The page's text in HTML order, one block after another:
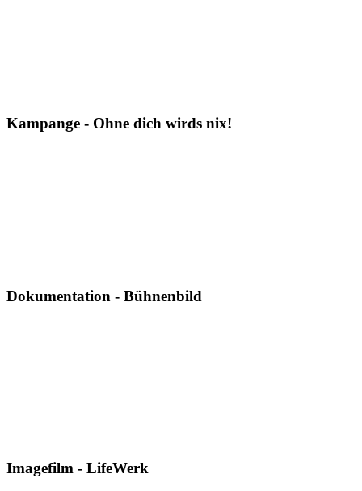
Kampange - Ohne dich wirds nix!
Dokumentation - Bühnenbild
Imagefilm - LifeWerk